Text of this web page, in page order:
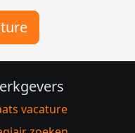
vacature